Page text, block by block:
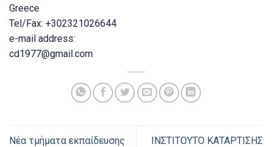
Greece
Tel/Fax: +302321026644
e-mail address:
cd1977@gmail.com
Νέα τμήματα εκπαίδευσης
ΙΝΣΤΙΤΟΥΤΟ ΚΑΤΑΡΤΙΣΗΣ